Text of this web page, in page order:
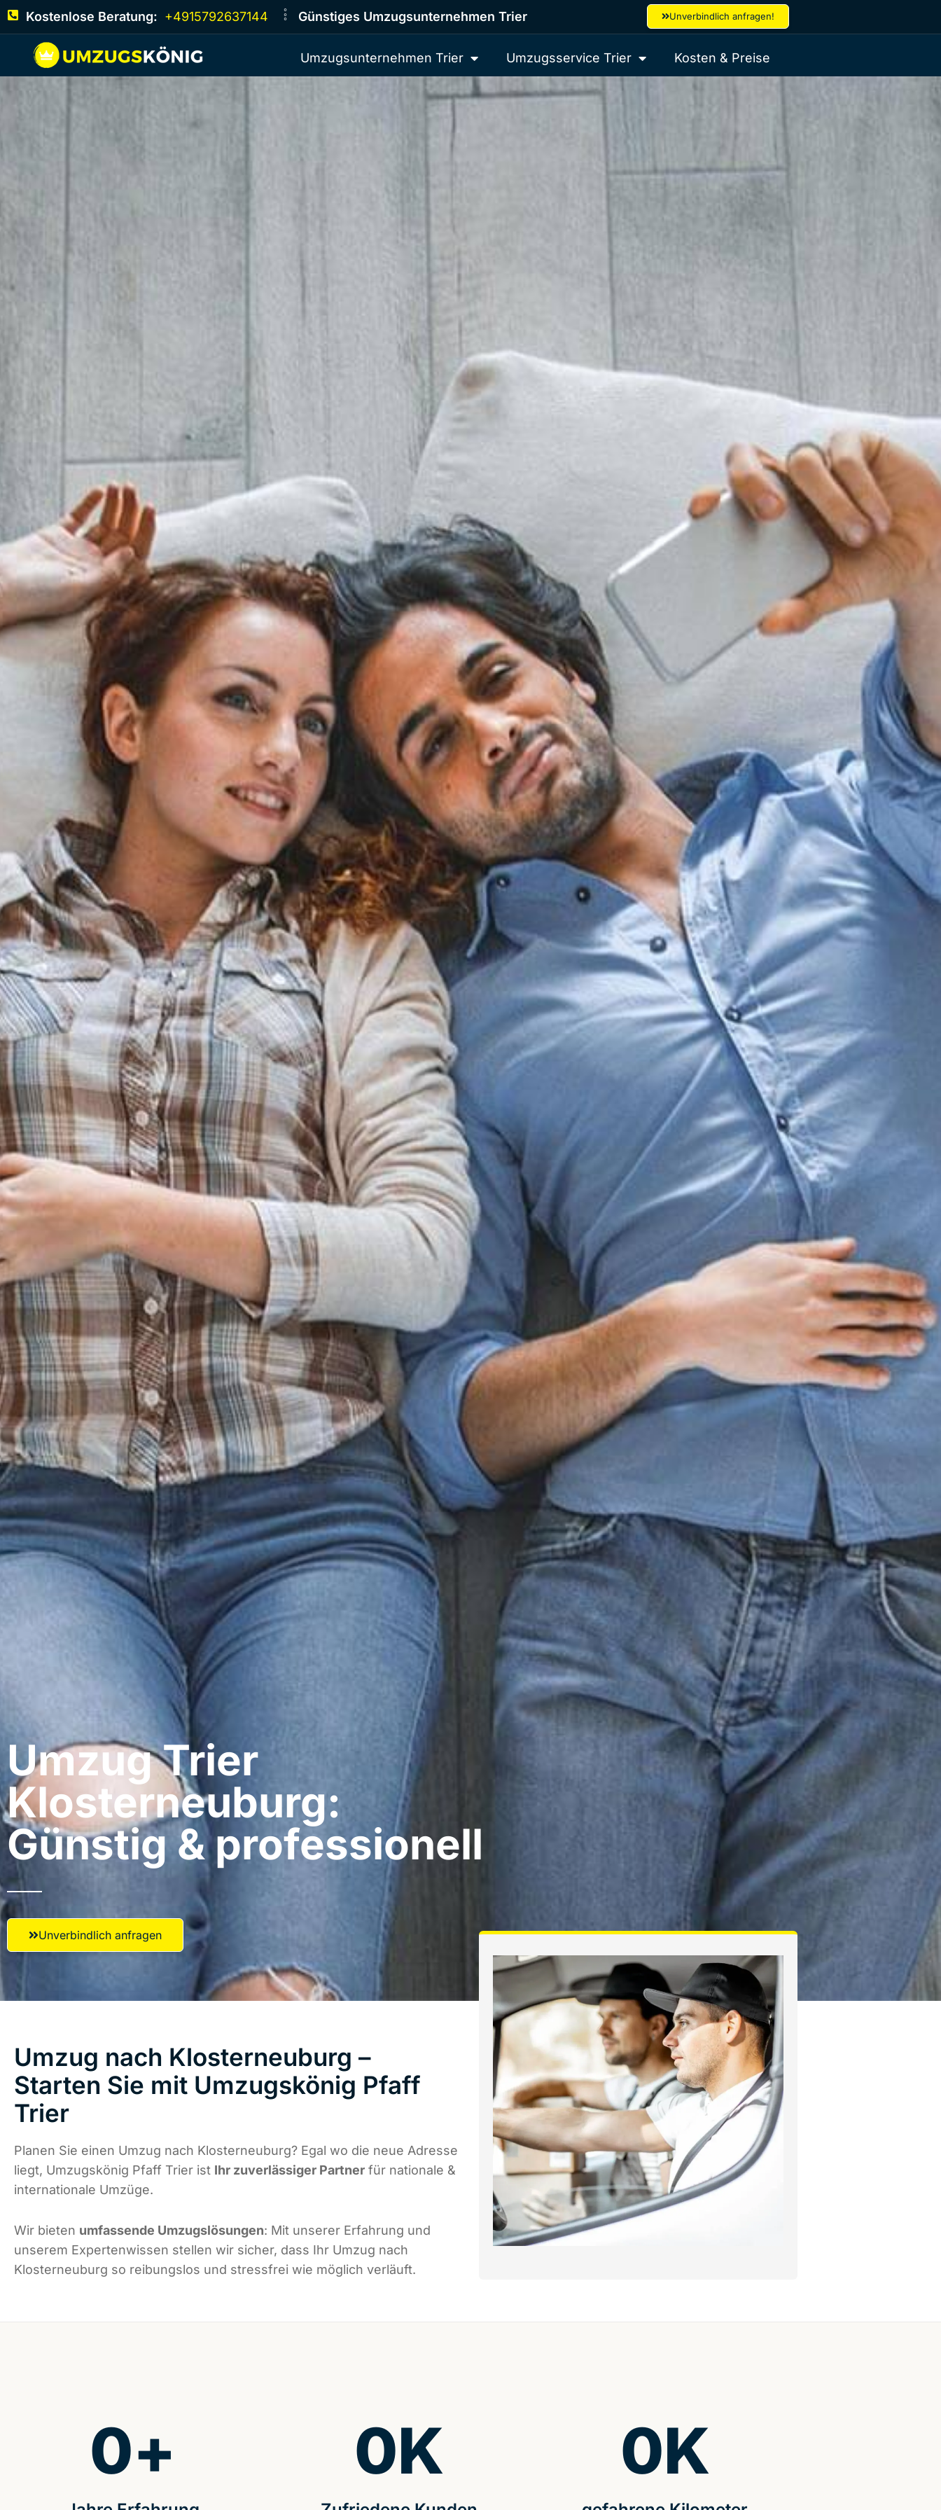
Kostenlose Beratung: +4915792637144 Günstiges Umzugsunternehmen Trier Unverbindlich anfragen!
Umzugsunternehmen Trier Umzugsservice Trier Kosten & Preise
Umzug Trier​
Klosterneuburg:
Günstig & professionell​
Unverbindlich anfragen
Umzug nach Klosterneuburg –
Starten Sie mit Umzugskönig Pfaff
Trier
Planen Sie einen Umzug nach Klosterneuburg? Egal wo die neue Adresse
liegt, Umzugskönig Pfaff Trier ist Ihr zuverlässiger Partner für nationale &
internationale Umzüge.
Wir bieten umfassende Umzugslösungen: Mit unserer Erfahrung und
unserem Expertenwissen stellen wir sicher, dass Ihr Umzug nach
Klosterneuburg so reibungslos und stressfrei wie möglich verläuft.
0+ 0K 0K